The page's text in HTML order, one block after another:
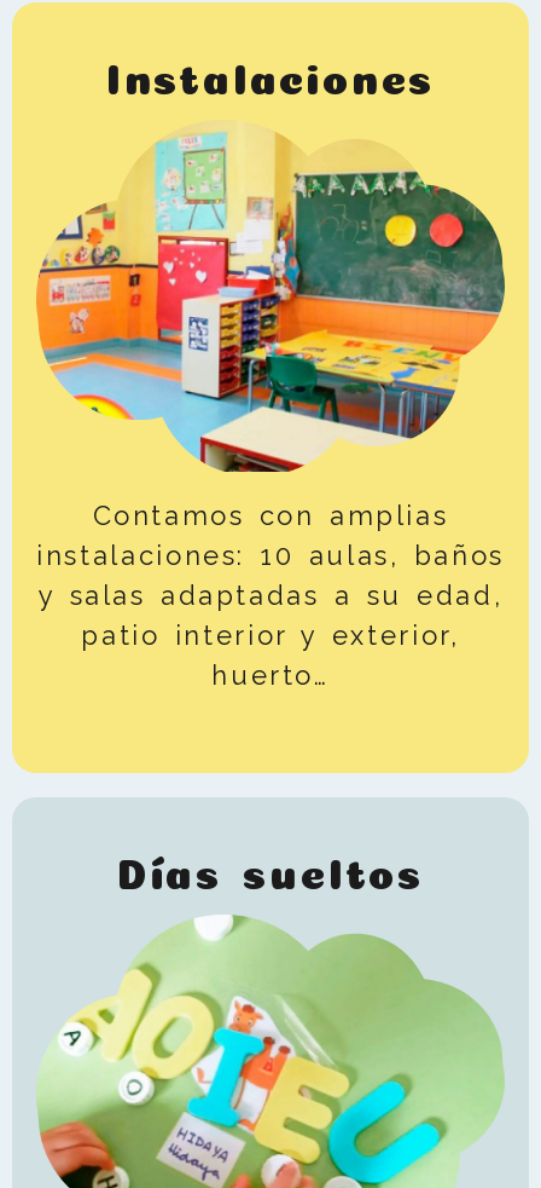
Instalaciones
Contamos con amplias
instalaciones: 10 aulas, baños
y salas adaptadas a su edad,
patio interior y exterior,
huerto…
Días sueltos